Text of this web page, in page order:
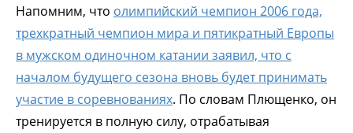
Напомним, что олимпийский чемпион 2006 года,
трехкратный чемпион мира и пятикратный Европы
в мужском одиночном катании заявил, что с
началом будущего сезона вновь будет принимать
участие в соревнованиях. По словам Плющенко, он
тренируется в полную силу, отрабатывая